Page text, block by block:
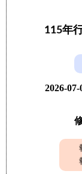
115年
2026-